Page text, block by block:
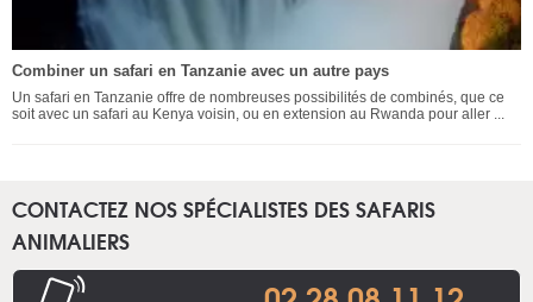
Combiner un safari en Tanzanie avec un autre pays
Un safari en Tanzanie offre de nombreuses possibilités de combinés, que ce
soit avec un safari au Kenya voisin, ou en extension au Rwanda pour aller ...
CONTACTEZ NOS SPÉCIALISTES DES SAFARIS
ANIMALIERS